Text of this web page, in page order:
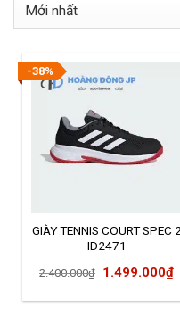
-38%
GIÀY TENNIS COURT SPEC 2
ID2471
2.400.000₫ Giá
1.499.000₫